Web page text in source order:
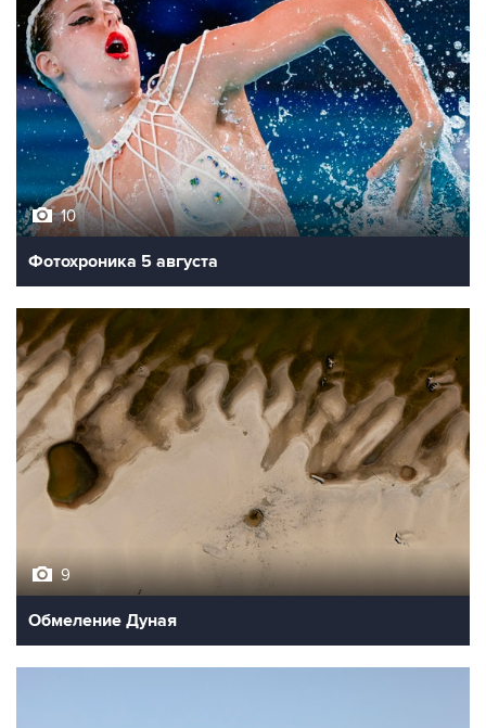
10
Фотохроника 5 августа
9
Обмеление Дуная